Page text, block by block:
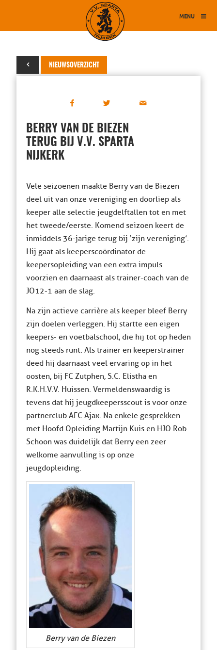
MENU
NIEUWSOVERZICHT
17 april 2020
BERRY VAN DE BIEZEN
TERUG BIJ V.V. SPARTA
NIJKERK
Vele seizoenen maakte Berry van de Biezen
deel uit van onze vereniging en doorliep als
keeper alle selectie jeugdelftallen tot en met
het tweede/eerste. Komend seizoen keert de
inmiddels 36-jarige terug bij ‘zijn vereniging’.
Hij gaat als keeperscoördinator de
keepersopleiding van een extra impuls
voorzien en daarnaast als trainer-coach van de
JO12-1 aan de slag.
Na zijn actieve carrière als keeper bleef Berry
zijn doelen verleggen. Hij startte een eigen
keepers- en voetbalschool, die hij tot op heden
nog steeds runt. Als trainer en keeperstrainer
deed hij daarnaast veel ervaring op in het
oosten, bij FC Zutphen, S.C. Elistha en
R.K.H.V.V. Huissen. Vermeldenswaardig is
tevens dat hij jeugdkeepersscout is voor onze
partnerclub AFC Ajax. Na enkele gesprekken
met Hoofd Opleiding Martijn Kuis en HJO Rob
Schoon was duidelijk dat Berry een zeer
welkome aanvulling is op onze
jeugdopleiding.
Berry van de Biezen